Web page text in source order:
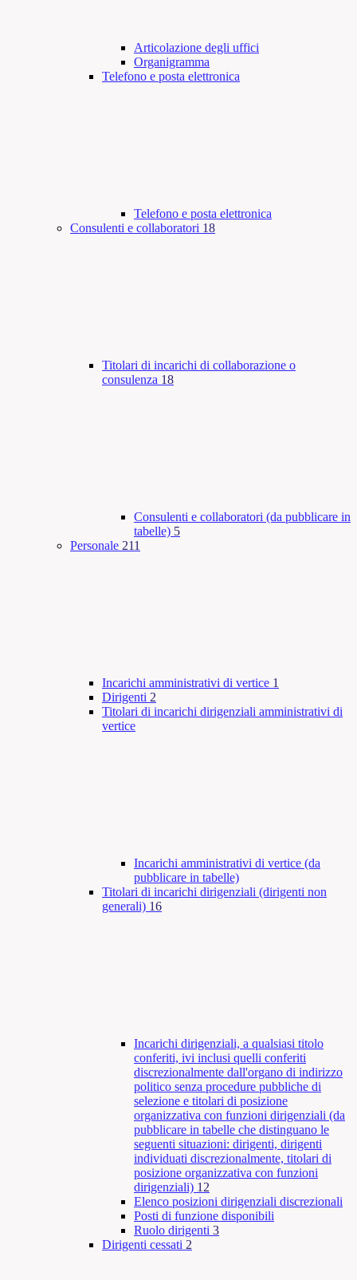
Articolazione degli uffici
Organigramma
Telefono e posta elettronica
Telefono e posta elettronica
Consulenti e collaboratori 18
Titolari di incarichi di collaborazione o
consulenza 18
Consulenti e collaboratori (da pubblicare in
tabelle) 5
Personale 211
Incarichi amministrativi di vertice 1
Dirigenti 2
Titolari di incarichi dirigenziali amministrativi di
vertice
Incarichi amministrativi di vertice (da
pubblicare in tabelle)
Titolari di incarichi dirigenziali (dirigenti non
generali) 16
Incarichi dirigenziali, a qualsiasi titolo
conferiti, ivi inclusi quelli conferiti
discrezionalmente dall'organo di indirizzo
politico senza procedure pubbliche di
selezione e titolari di posizione
organizzativa con funzioni dirigenziali (da
pubblicare in tabelle che distinguano le
seguenti situazioni: dirigenti, dirigenti
individuati discrezionalmente, titolari di
posizione organizzativa con funzioni
dirigenziali) 12
Elenco posizioni dirigenziali discrezionali
Posti di funzione disponibili
Ruolo dirigenti 3
Dirigenti cessati 2